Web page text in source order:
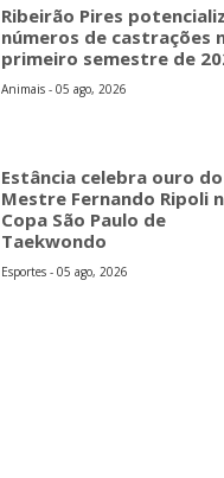
Ribeirão Pires
números de castrações
primeiro semestre de
Animais - 05 ago, 2026
Estância celebra ouro do
Mestre Fernando Ripoli
Copa São Paulo de
Taekwondo
Esportes - 05 ago, 2026